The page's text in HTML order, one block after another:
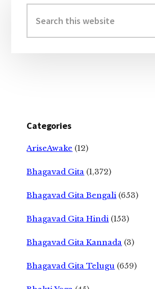
Sidebar
this
website
Categories
AriseAwake (12)
Bhagavad Gita (1,372)
Bhagavad Gita Bengali (653)
Bhagavad Gita Hindi (153)
Bhagavad Gita Kannada (3)
Bhagavad Gita Telugu (659)